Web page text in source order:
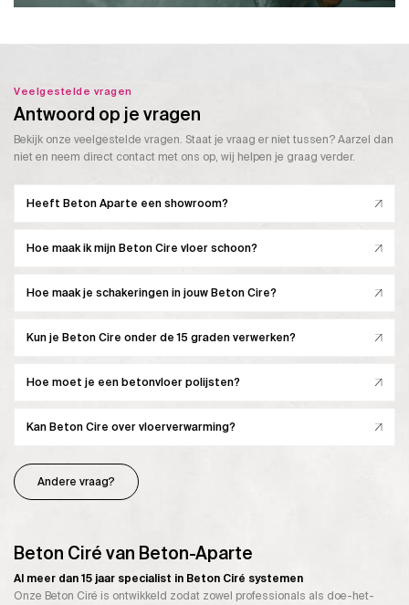
Veelgestelde vragen
Antwoord op je vragen
Bekijk onze veelgestelde vragen. Staat je vraag er niet tussen? Aarzel dan
niet en neem direct contact met ons op, wij helpen je graag verder.
Heeft Beton Aparte een showroom?
Hoe maak ik mijn Beton Cire vloer schoon?
Hoe maak je schakeringen in jouw Beton Cire?
Kun je Beton Cire onder de 15 graden verwerken?
Hoe moet je een betonvloer polijsten?
Kan Beton Cire over vloerverwarming?
Andere vraag?
Beton Ciré van Beton-Aparte
Al meer dan 15 jaar specialist in Beton Ciré systemen
Onze Beton Ciré is ontwikkeld zodat zowel professionals als doe-het-